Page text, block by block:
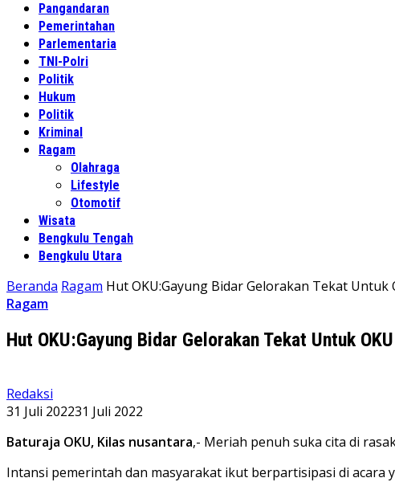
Pangandaran
Pemerintahan
Parlementaria
TNI-Polri
Politik
Hukum
Politik
Kriminal
Ragam
Olahraga
Lifestyle
Otomotif
Wisata
Bengkulu Tengah
Bengkulu Utara
Beranda Ragam Hut OKU:Gayung Bidar Gelorakan Tekat Untuk
Ragam
Hut OKU:Gayung Bidar Gelorakan Tekat Untuk
Redaksi
31 Juli 202231 Juli 2022
Baturaja OKU, Kilas nusantara,- Meriah penuh suka cita di
Intansi pemerintah dan masyarakat ikut berpartisipasi di